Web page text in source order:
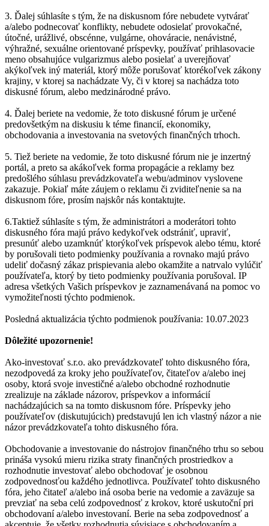
3. Ďalej súhlasíte s tým, že na diskusnom fóre nebudete vytvárať
a/alebo podnecovať konflikty, nebudete odosielať provokačné,
útočné, urážlivé, obscénne, vulgárne, ohováracie, nenávistné,
výhražné, sexuálne orientované príspevky, používať prihlasovacie
meno obsahujúce vulgarizmus alebo posielať a uverejňovať
akýkoľvek iný materiál, ktorý môže porušovať ktorékoľvek zákony
krajiny, v ktorej sa nachádzate Vy, či v ktorej sa nachádza toto
diskusné fórum, alebo medzinárodné právo.
4. Ďalej beriete na vedomie, že toto diskusné fórum je určené
predovšetkým na diskusiu k téme financií, ekonomiky,
obchodovania a investovania na svetových finančných trhoch.
5. Tiež beriete na vedomie, že toto diskusné fórum nie je inzertný
portál, a preto sa akákoľvek forma propagácie a reklamy bez
predošlého súhlasu prevádzkovateľa webu/adminov vyslovene
zakazuje. Pokiaľ máte záujem o reklamu či zviditeľnenie sa na
diskusnom fóre, prosím najskôr nás kontaktujte.
6.Taktiež súhlasíte s tým, že administrátori a moderátori tohto
diskusného fóra majú právo kedykoľvek odstrániť, upraviť,
presunúť alebo uzamknúť ktorýkoľvek príspevok alebo tému, ktoré
by porušovali tieto podmienky používania a rovnako majú právo
udeliť dočasný zákaz prispievania alebo okamžite a natrvalo vylúčiť
používateľa, ktorý by tieto podmienky používania porušoval. IP
adresa všetkých Vašich príspevkov je zaznamenávaná na pomoc vo
vymožiteľnosti týchto podmienok.
Posledná aktualizácia týchto podmienok používania: 10.07.2023
Dôležité upozornenie!
Ako-investovať s.r.o. ako prevádzkovateľ tohto diskusného fóra,
nezodpovedá za kroky jeho používateľov, čitateľov a/alebo inej
osoby, ktorá svoje investičné a/alebo obchodné rozhodnutie
zrealizuje na základe názorov, príspevkov a informácií
nachádzajúcich sa na tomto diskusnom fóre. Príspevky jeho
používateľov (diskutujúcich) predstavujú len ich vlastný názor a nie
názor prevádzkovateľa tohto diskusného fóra.
Obchodovanie a investovanie do nástrojov finančného trhu so sebou
prináša vysokú mieru rizika straty finančných prostriedkov a
rozhodnutie investovať alebo obchodovať je osobnou
zodpovednosťou každého jednotlivca. Používateľ tohto diskusného
fóra, jeho čitateľ a/alebo iná osoba berie na vedomie a zaväzuje sa
prevziať na seba celú zodpovednosť z krokov, ktoré uskutoční pri
obchodovaní a/alebo investovaní. Berie na seba zodpovednosť a